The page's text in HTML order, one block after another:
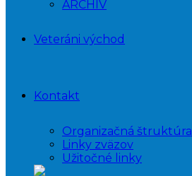
ARCHÍV
Veteráni východ
Kontakt
Organizačná štruktúra
Linky zväzov
Užitočné linky